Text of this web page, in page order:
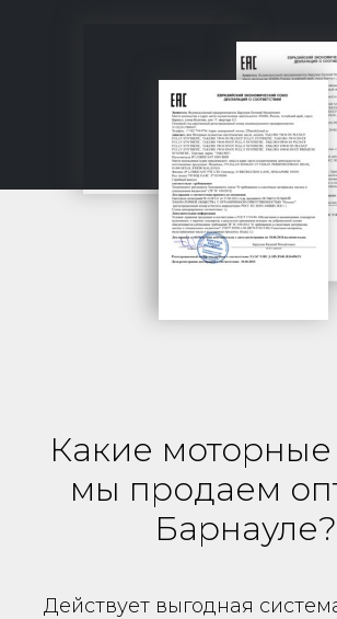
Какие
мы продаем
Барнауле?
Действует выгодная